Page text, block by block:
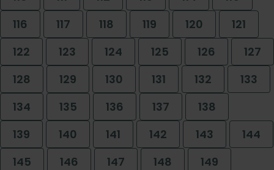
116
117 118 119 120
121
122
123 124 125 126
127
128
129 130 131 132
133
134
135 136 137
138
139
140 141 142 143
144
145
146 147 148
149